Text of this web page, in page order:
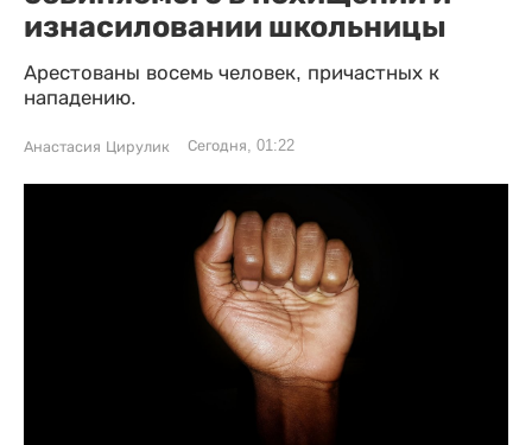
изнасиловании школьницы
Арестованы восемь человек, причастных к
нападению.
Анастасия Цирулик Сегодня, 01:22